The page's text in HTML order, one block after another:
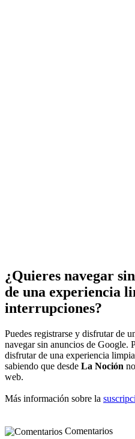
¿Quieres navegar
de una experiencia
interrupciones?
Puedes registrarse y disfrutar de
navegar sin anuncios de Google.
disfrutar de una experiencia
sabiendo que desde La Noción
web.
Más información sobre la
Comentarios